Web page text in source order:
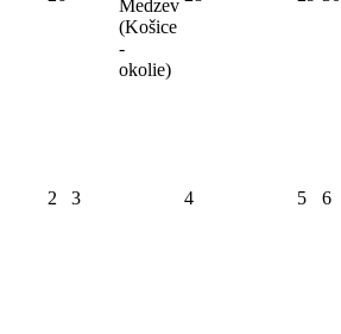
Medzev
(Košice
-
okolie)
2 3 4 5 6